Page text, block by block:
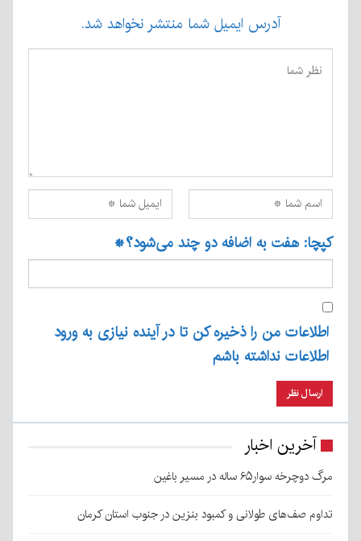
آدرس ایمیل شما منتشر نخواهد شد.
کپچا: هفت به اضافه دو چند می‌شود؟*
اطلاعات من را ذخیره کن تا در آینده نیازی به ورود
اطلاعات نداشته باشم
آخرین اخبار
مرگ دوچرخه سوار۶۵ ساله در مسیر باغین
تداوم صف‌های طولانی و کمبود بنزین در جنوب استان کرمان